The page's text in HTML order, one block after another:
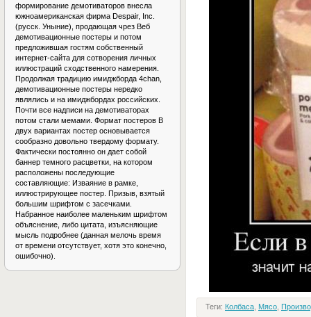
Теги: Колбаса Мясо
формирование демотиваторов внесла
южноамериканская фирма Despair, Inc.
(русск. Уныние), продающая чрез Веб
демотивационные постеры и потом
предложившая гостям собственный
интернет-сайта для сотворения личных
иллюстраций сходственного намерения.
Продолжая традицию имиджборда 4chan,
демотивационные постеры нередко
являлись и на имиджбордах российских.
Почти все надписи на демотиваторах
потом стали мемами. Формат постеров В
двух вариантах постер основывается
сообразно довольно твердому формату.
Фактически постоянно он дает собой
баннер темного расцветки, на котором
расположены последующие
составляющие: Изваяние в рамке,
иллюстрирующее постер. Призыв, взятый
большим шрифтом с засечками.
Набранное наиболее маленьким шрифтом
объяснение, либо цитата, изъясняющие
мысль подробнее (данная мелочь время
от времени отсутствует, хотя это конечно,
ошибочно).